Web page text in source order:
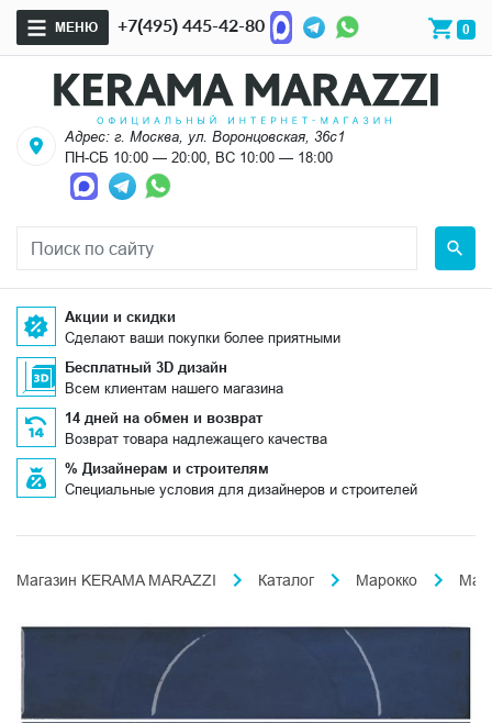
МЕНЮ +7(495) 445-42-80 0
Адрес: г. Москва, ул. Воронцовская, 36с1
ПН-СБ 10:00 — 20:00, ВС 10:00 — 18:00
Акции и скидки
Сделают ваши покупки более приятными
Бесплатный 3D дизайн
Всем клиентам нашего магазина
14 дней на обмен и возврат
Возврат товара надлежащего качества
% Дизайнерам и строителям
Специальные условия для дизайнеров и строителей
Магазин KERAMA MARAZZI Каталог Марокко